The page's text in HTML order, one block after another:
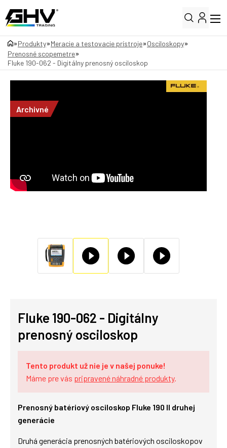
»Produkty»Meracie a testovacie prístroje»Osciloskopy»
Prenosné scopemetre»
Fluke 190-062 - Digitálny prenosný osciloskop
Archivné
Fluke 190-062 - Digitálny
prenosný osciloskop
Tento produkt už nie je v našej ponuke!
Máme pre vás pripravené náhradné produkty.
Prenosný batériový osciloskop Fluke 190 II druhej
generácie
Druhá generácia prenosných batériových osciloskopov